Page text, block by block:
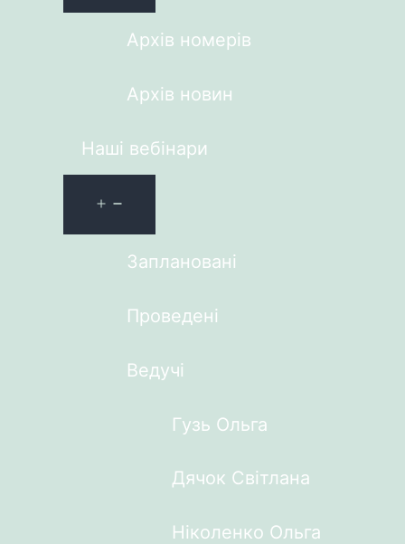
Архів номерів
Архів новин
Наші вебінари
Заплановані
Проведені
Ведучі
Гузь Ольга
Дячок Світлана
Ніколенко Ольга